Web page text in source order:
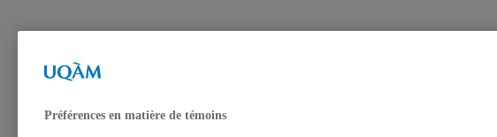
Préférences en matière de témoins